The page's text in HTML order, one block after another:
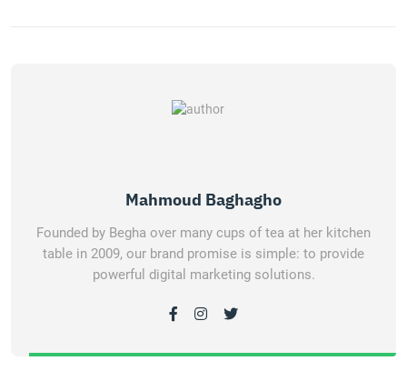
Mahmoud Baghagho
Founded by Begha over many cups of tea at her kitchen
table in 2009, our brand promise is simple: to provide
powerful digital marketing solutions.